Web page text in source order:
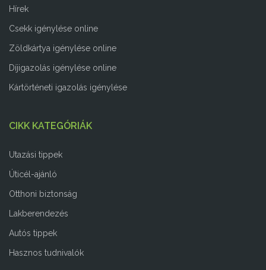
Hírek
Csekk igénylése online
Zöldkártya igénylése online
Díjigazolás igénylése online
Kártörténeti igazolás igénylése
CIKK KATEGÓRIÁK
Utazási tippek
Úticél-ajánló
Otthoni biztonság
Lakberendezés
Autós tippek
Hasznos tudnivalók